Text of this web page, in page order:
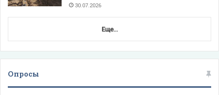
30.07.2026
Еще...
Опросы